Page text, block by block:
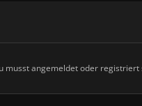
musst angemeldet oder registriert